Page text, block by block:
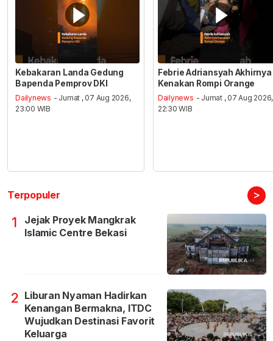
Kebakaran Landa Gedung
Bapenda Pemprov DKI
Dailynews - Jumat , 07 Aug 2026,
23:00 WIB
Febrie Adriansyah Akhirnya
Kenakan Rompi Orange
Dailynews - Jumat , 07 Aug 2026,
22:30 WIB
Terpopuler >
1
Jejak Proyek Mangkrak
Islamic Centre Bekasi
2 Liburan Nyaman Hadirkan
Kenangan Bermakna, ITDC
Wujudkan Destinasi Favorit
Keluarga